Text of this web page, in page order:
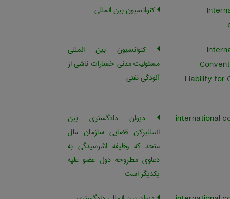
کنوانسیون بین المللی
Liability for
کنوانسيون بين المللي
مسئوليت مدني خسارات ناشي از
آلودگي نفتي
international
دیوان دادگستری بین
المللیرکن قضایی سازمان ملل
متحد که وظیفه اشرسیدگی به
دعاوی مطروحه دول عضو علیه
یکدیگر است